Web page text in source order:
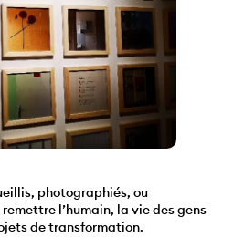
photographiés, ou
l’humain, la vie des gens
de transformation.